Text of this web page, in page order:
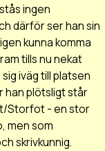
ingen
därför ser han sin
kunna komma
tills nu nekat
iväg till platsen
han plötsligt står
Storfot - en stor
men som
skrivkunnig.